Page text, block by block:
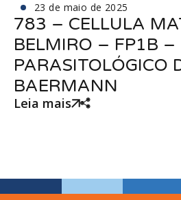
23 de maio de 2025
783 – CELLULA
BELMIRO – FP1B –
PARASITOLÓGICO
BAERMANN
Leia mais